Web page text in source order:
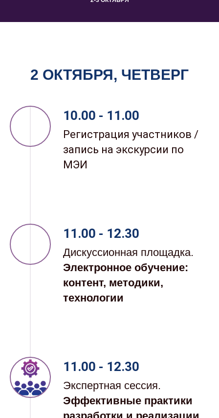
2 ОКТЯБРЯ, ЧЕТВЕРГ
10.00 - 11.00
Регистрация участников /
запись на экскурсии по
МЭИ
11.00 - 12.30
Дискуссионная площадка.
Электронное обучение:
контент, методики,
технологии
11.00 - 12.30
Экспертная сессия.
Эффективные практики